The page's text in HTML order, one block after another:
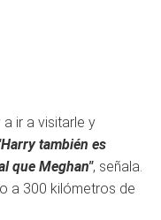
ir a visitarle y
también es
que Meghan", señala.
a 300 kilómetros de